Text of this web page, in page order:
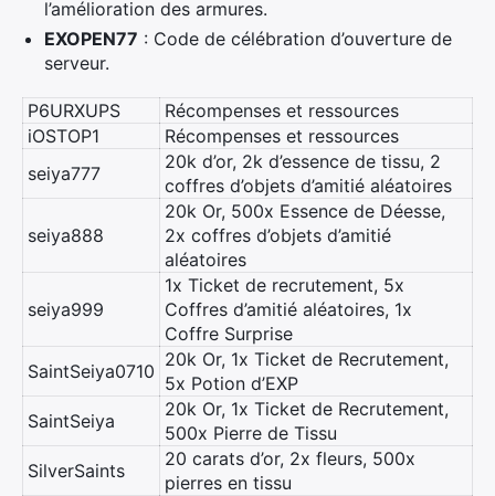
l’amélioration des armures.
EXOPEN77 : Code de célébration d’ouverture de
serveur.
P6URXUPS
Récompenses et ressources
iOSTOP1
Récompenses et ressources
seiya777
20k d’or, 2k d’essence de tissu, 2
coffres d’objets d’amitié aléatoires
seiya888
20k Or, 500x Essence de Déesse,
2x coffres d’objets d’amitié
aléatoires
seiya999
1x Ticket de recrutement, 5x
Coffres d’amitié aléatoires, 1x
Coffre Surprise
SaintSeiya0710
20k Or, 1x Ticket de Recrutement,
5x Potion d’EXP
SaintSeiya
20k Or, 1x Ticket de Recrutement,
500x Pierre de Tissu
SilverSaints
20 carats d’or, 2x fleurs, 500x
pierres en tissu